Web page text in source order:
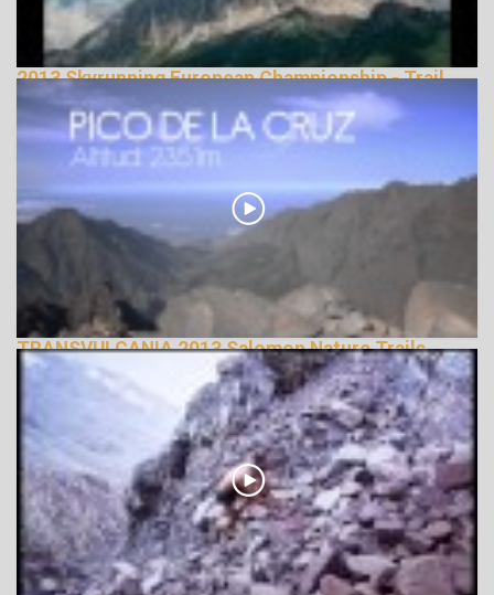
2013 Skyrunning European Championship - Trail
Running
144919 Nézetek
TRANSVULCANIA 2013 Salomon Nature Trails
143078 Nézetek